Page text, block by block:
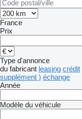
France
Prix
Type d'annonce
du fabricant leasing crédit
supplément ) échange
Année
Modèle du véhicule